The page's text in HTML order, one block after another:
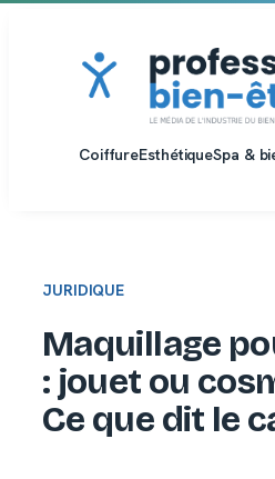
CoiffureEsthétiqueSpa &
JURIDIQUE
Maquillage
: jouet ou
Ce que dit le